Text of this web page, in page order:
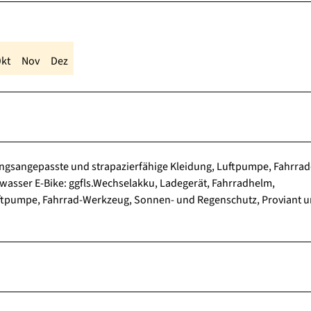
Nov Dez
und strapazierfähige Kleidung, Luftpumpe,
E-Bike: ggfls.Wechselakku, Ladegerät, Fahrradhelm,
Fahrrad-Werkzeug, Sonnen- und Regenschutz, Proviant